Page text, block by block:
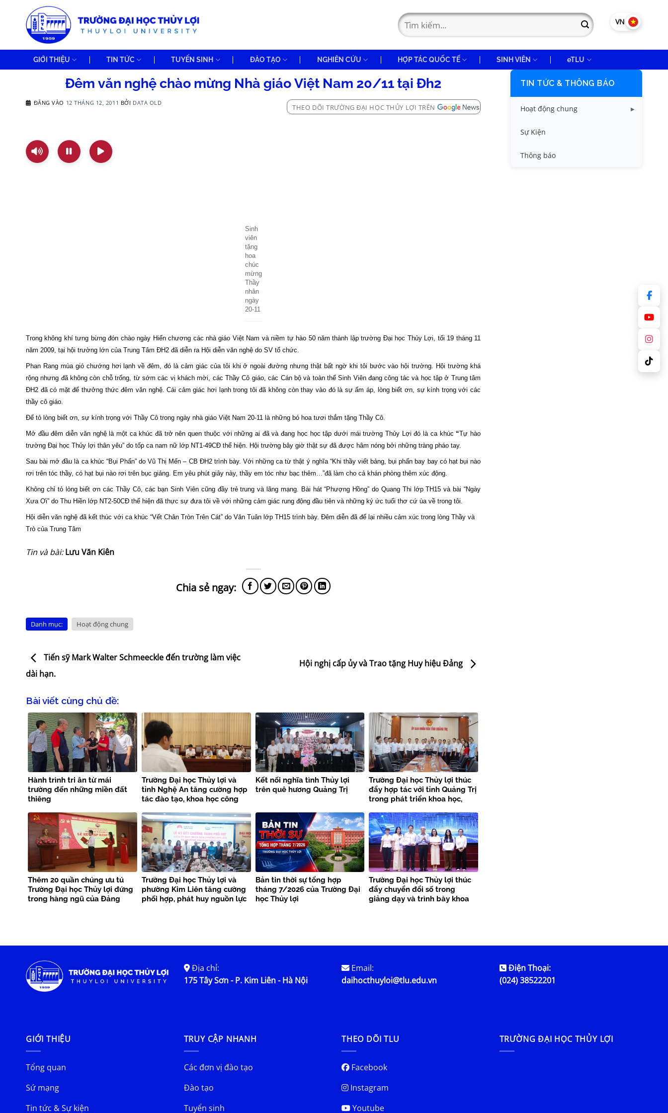
VN EN
GIỚI THIỆU TIN TỨC TUYỂN SINH ĐÀO TẠO NGHIÊN CỨU HỢP TÁC QUỐC TẾ SINH VIÊN eTLU
Đêm văn nghệ chào mừng Nhà giáo Việt Nam 20/11 tại Đh2
ĐĂNG VÀO 12 THÁNG 12, 2011 BỞI DATA OLD
THEO DÕI TRƯỜNG ĐẠI HỌC THỦY LỢI TRÊN
Sinh
viên
tặng
hoa
chúc
mừng
Thầy
nhân
ngày
20-11
Trong không khí tưng bừng đón chào ngày Hiến chương các nhà giáo Việt Nam và niềm tự hào 50 năm thành lập trường Đại học Thủy Lợi, tối 19 tháng 11
năm 2009, tại hội trường lớn của Trung Tâm ĐH2 đã diễn ra Hội diễn văn nghệ do SV tổ chức.
Phan Rang mùa gió chướng hơi lạnh về đêm, đó là cảm giác của tôi khi ở ngoài đường nhưng thật bất ngờ khi tôi bước vào hội trường. Hội trường khá
rộng nhưng đã không còn chỗ trống, từ sớm các vị khách mời, các Thầy Cô giáo, các Cán bộ và toàn thể Sinh Viên đang công tác và học tập ở Trung tâm
ĐH2 đã có mặt để thưởng thức đêm văn nghệ. Cái cảm giác hơi lạnh trong tôi đã không còn thay vào đó là sự ấm áp, lòng biết ơn, sự kính trọng với các
thầy cô giáo.
Để tỏ lòng biết ơn, sự kính trọng với Thầy Cô trong ngày nhà giáo Việt Nam 20-11 là những bó hoa tươi thắm tặng Thầy Cô.
Mở đầu đêm diễn văn nghệ là một ca khúc đã trở nên quen thuộc với những ai đã và đang học học tập dưới mái trường Thủy Lợi đó là ca khúc “Tự hào
trường Đại học Thủy lợi thân yêu” do tốp ca nam nữ lớp NT1-49CĐ thể hiện. Hội trường bây giờ thật sự đã được hâm nóng bởi những tràng pháo tay.
Sau bài mở đầu là ca khúc “Bụi Phấn” do Vũ Thị Mến – CB ĐH2 trình bày. Với những ca từ thật ý nghĩa “Khi thầy viết bảng, bụi phấn bay bay có hạt bụi nào
rơi trên tóc thầy, có hạt bụi nào rơi trên bục giảng. Em yêu phút giây này, thầy em tóc như bạc thêm…”đã làm cho cả khán phòng thêm xúc động.
Không chỉ tỏ lòng biết ơn các Thầy Cô, các bạn Sinh Viên cũng đầy trẻ trung và lãng mạng. Bài hát “Phượng Hồng” do Quang Thi lớp TH15 và bài “Ngày
Xưa Ơi” do Thu Hiền lớp NT2-50CĐ thể hiện đã thực sự đưa tôi về với những cảm giác rung động đầu tiên và những ký ức tuổi thơ cứ ùa về trong tôi.
Hội diễn văn nghệ đã kết thúc với ca khúc “Vết Chân Tròn Trên Cát” do Văn Tuân lớp TH15 trình bày. Đêm diễn đã để lại nhiều cảm xúc trong lòng Thầy và
Trò của Trung Tâm
Tin và bài: Lưu Văn Kiên
Danh mục: Hoạt động chung
Tiến sỹ Mark Walter Schmeeckle đến trường làm việc
dài hạn.
Hội nghị cấp ủy và Trao tặng Huy hiệu Đảng
Bài viết cùng chủ đề:
Hành trình tri ân từ mái
trường đến những miền đất
thiêng
Trường Đại học Thủy lợi và
tỉnh Nghệ An tăng cường hợp
tác đào tạo, khoa học công
tai
Kết nối nghĩa tình Thủy lợi
trên quê hương Quảng Trị
Trường Đại học Thủy lợi thúc
đẩy hợp tác với tỉnh Quảng Trị
trong phát triển khoa học,
Thêm 20 quần chúng ưu tú
Trường Đại học Thủy lợi đứng
trong hàng ngũ của Đảng
Trường Đại học Thủy lợi và
phường Kim Liên tăng cường
phối hợp, phát huy nguồn lực
Bản tin thời sự tổng hợp
tháng 7/2026 của Trường Đại
học Thủy lợi
Trường Đại học Thủy lợi thúc
đẩy chuyển đổi số trong
giảng dạy và trình bày khoa
TIN TỨC & THÔNG BÁO
Hoạt động chung
Tin công tác sinh viên
Tin đào tạo
Sự Kiện
Thông báo
Địa chỉ:
175 Tây Sơn - P. Kim Liên - Hà Nội
Email:
daihocthuyloi@tlu.edu.vn
Điện Thoại:
(024) 38522201
GIỚI THIỆU
Tổng quan
Sứ mạng
Tin tức & Sự kiện
TRUY CẬP NHANH
Các đơn vị đào tạo
Đào tạo
Tuyển sinh
THEO DÕI TLU
Facebook
Instagram
Youtube
TRƯỜNG ĐẠI HỌC THỦY LỢI